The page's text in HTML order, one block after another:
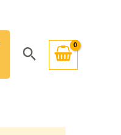
Hledat